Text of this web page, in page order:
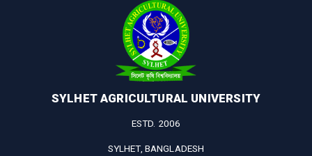
SYLHET AGRICULTURAL UNIVERSITY
ESTD. 2006
SYLHET, BANGLADESH